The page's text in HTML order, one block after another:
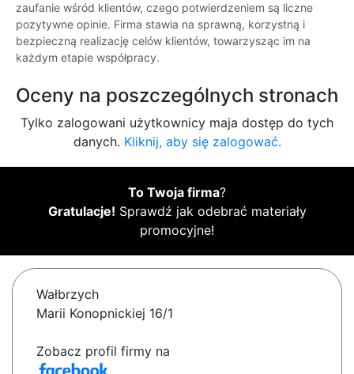
zaufanie wśród klientów, czego potwierdzeniem są liczne
pozytywne opinie. Firma stawia na sprawną, korzystną i
bezpieczną realizację celów klientów, towarzysząc im na
każdym etapie współpracy.
Oceny na poszczególnych stronach
Tylko zalogowani użytkownicy maja dostęp do tych
danych. Kliknij, aby się zalogować.
To Twoja firma?
Gratulacje! Sprawdź jak odebrać materiały
promocyjne!
Wałbrzych
Marii Konopnickiej 16/1
Zobacz profil firmy na